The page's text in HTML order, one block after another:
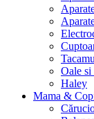
Oale si
Haley
Mama &